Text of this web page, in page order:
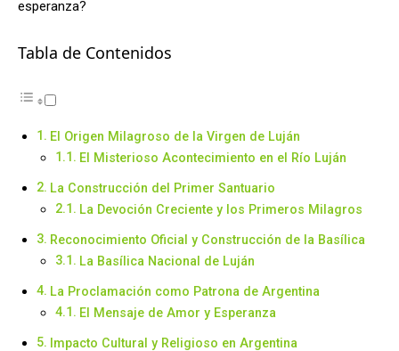
esperanza?
Tabla de Contenidos
El Origen Milagroso de la Virgen de Luján
El Misterioso Acontecimiento en el Río Luján
La Construcción del Primer Santuario
La Devoción Creciente y los Primeros Milagros
Reconocimiento Oficial y Construcción de la Basílica
La Basílica Nacional de Luján
La Proclamación como Patrona de Argentina
El Mensaje de Amor y Esperanza
Impacto Cultural y Religioso en Argentina